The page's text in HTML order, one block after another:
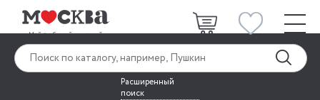
Расширенный
поиск